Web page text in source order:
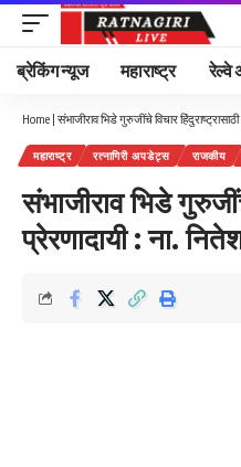
ब्रेकिंग न्यूज महाराष्ट्र रेल्वे
Home | संभाजीराव भिडे गुरुजींचे विचार
महाराष्ट्र रत्नागिरी अपडेट्स राजकीय
संभाजीराव भिडे
प्रेरणादायी : ना.